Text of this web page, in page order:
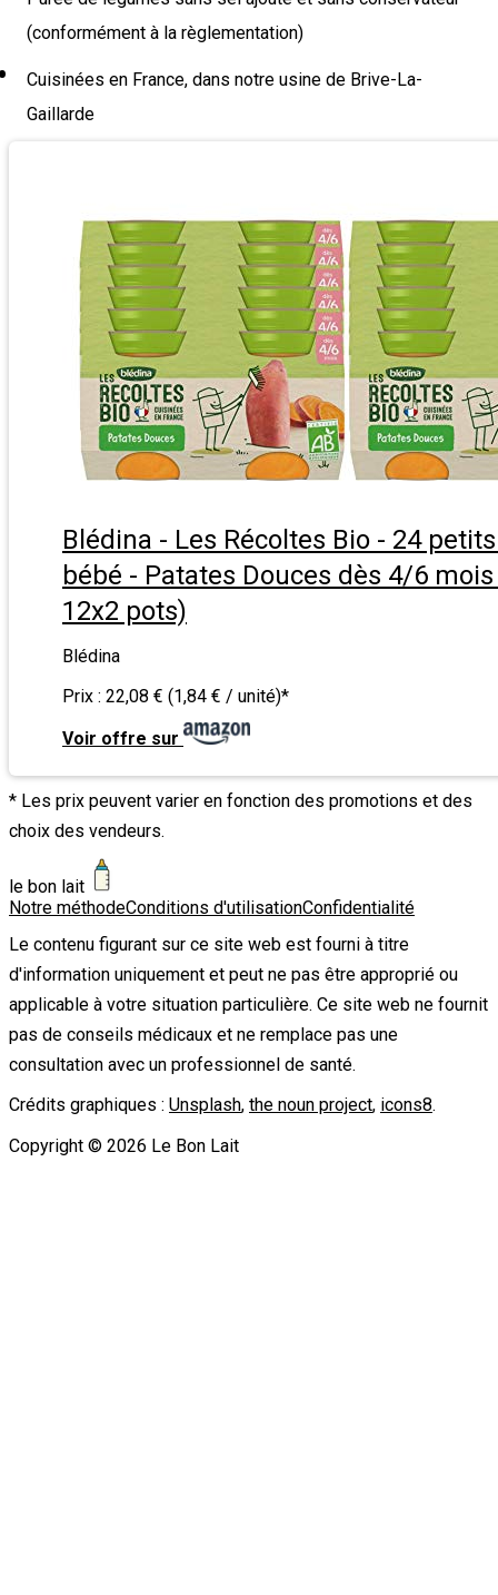
(conformément à la règlementation)
Cuisinées en France, dans notre usine de Brive-La-
Gaillarde
Blédina - Les Récoltes Bio - 24
bébé - Patates Douces dès 4/6
12x2 pots)
Blédina
Prix : 22,08 € (1,84 € / unité)*
Voir offre sur
* Les prix peuvent varier en fonction des promotions et des
choix des vendeurs.
le bon lait
Notre méthodeConditions d'utilisationConfidentialité
Le contenu figurant sur ce site web est fourni à titre
d'information uniquement et peut ne pas être approprié ou
applicable à votre situation particulière. Ce site web ne fournit
pas de conseils médicaux et ne remplace pas une
consultation avec un professionnel de santé.
Crédits graphiques : Unsplash, the noun project, icons8.
Copyright © 2026 Le Bon Lait